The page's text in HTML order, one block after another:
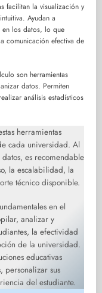
facilitan la visualización y
Ayudan a
en los datos, lo que
comunicación efectiva de
son herramientas
datos. Permiten
análisis estadísticos
herramientas
cada universidad. Al
es recomendable
la escalabilidad, la
técnico disponible.
en el
analizar y
la efectividad
de la universidad.
educativas
personalizar sus
del estudiante.